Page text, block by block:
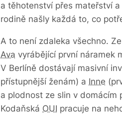
a těhotenství přes mateřství
rodině našly každá to, co
A to není zdaleka všechno.
Ava vyrábějící první náramek
V Berlíně dostávají masivní
přístupnější ženám) a Inne
a plodnost ze slin v domácím
Kodaňská OUI pracuje na